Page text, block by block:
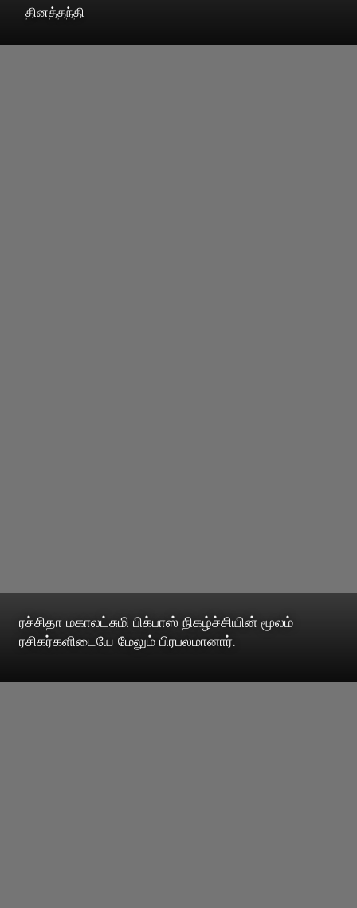
தினத்தந்தி
ரச்சிதா மகாலட்சுமி பிக்பாஸ் நிகழ்ச்சியின் மூலம்
ரசிகர்களிடையே மேலும் பிரபலமானார்.